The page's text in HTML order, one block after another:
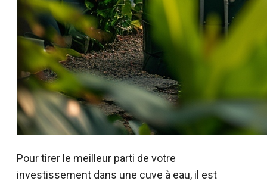
Pour tirer le meilleur parti de votre
investissement dans une cuve à eau, il est